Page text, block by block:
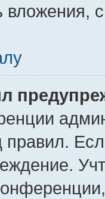
вложения,
правил.